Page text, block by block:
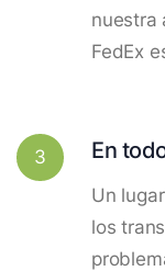
nuestra
FedEx
3 En
Un
los